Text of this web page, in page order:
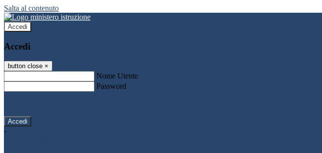
Salta al contenuto
Accedi
Accedi
button close ×
Nome Utente
Password
-